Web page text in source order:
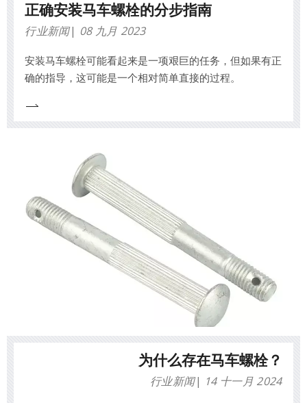
正确安装马车螺栓的分步指南
行业新闻 08 九月 2023
安装马车螺栓可能看起来是一项艰巨的任务，但如果有正
确的指导，这可能是一个相对简单直接的过程。
为什么存在马车螺栓？
行业新闻 14 十一月 2024